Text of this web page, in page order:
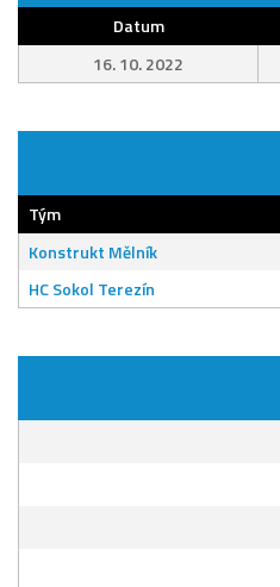
Datum
16. 10. 2022
Tým
Konstrukt Mělník
HC Sokol Terezín